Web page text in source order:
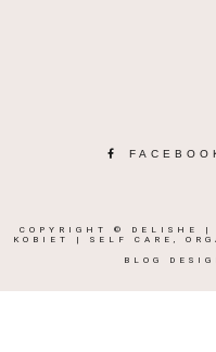
COPYRIGHT © DELISHE |
KOBIET | SELF CARE,
BLOG